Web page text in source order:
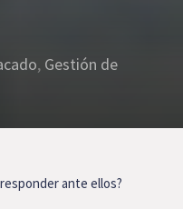
, Gestión de
ante ellos?